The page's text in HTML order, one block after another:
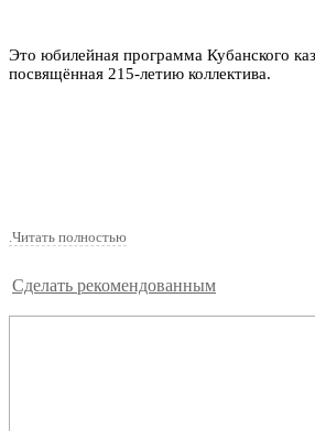
Это юбилейная программа Кубанского
посвящённая 215-летию коллектива.
.Читать полностью
Сделать рекомендованным